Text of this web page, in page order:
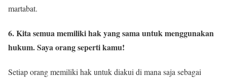
martabat.
6. Kita semua memiliki hak yang sama untuk menggunakan
hukum. Saya orang seperti kamu!
Setiap orang memiliki hak untuk diakui di mana saja sebagai